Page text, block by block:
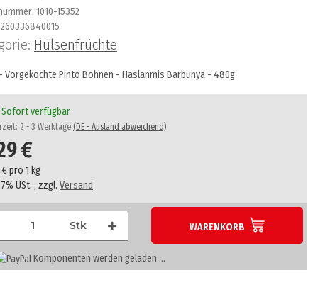
1010-15352
Hülsenfrüchte
Vorgekochte Pinto Bohnen - Haslanmis Barbunya - 480g
Sofort verfügbar
2 - 3 Werktage (DE - Ausland abweichend)
€
pro 1 kg
USt. , zzgl. Versand
Stk WARENKORB
Komponenten werden geladen ...